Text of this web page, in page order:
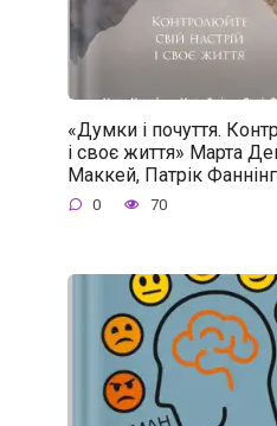
«Думки і почуття.
і своє життя» Марта
Маккей, Патрік Фаннінг
0 70